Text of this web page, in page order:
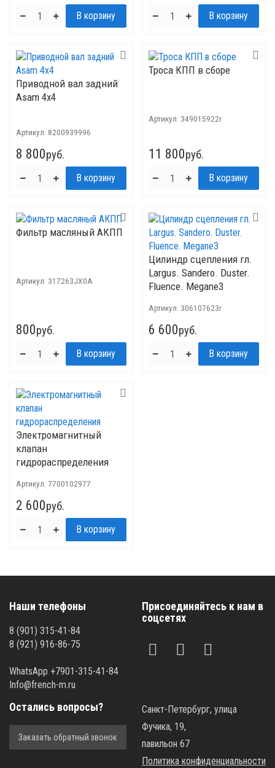
Приводной вал задний
Asam 4x4
Артикул: 8200939996
8 800руб.
Троса КПП в сборе
Артикул: 349015922r
11 800руб.
Фильтр масляный АКПП
Артикул: 317263JX0A
800руб.
Цилиндр сцепления гл.
Largus. Sandero. Duster.
Fluence. Megane3
Артикул: 306107623r
6 600руб.
Электромагнитный
клапан
гидрораспределения
Артикул: 7700102977
2 600руб.
Наши телефоны
8 (901) 315-41-84
8 (921) 916-86-75
WhatsApp +7901-315-41-84
Info@french-m.ru
Присоединяйтесь к нам в
соцсетях
Остались вопросы?
Заказать обратный звонок
Санкт-Петербург, улица
Фучика, 19,
павильон 67
Политика конфиденциальности